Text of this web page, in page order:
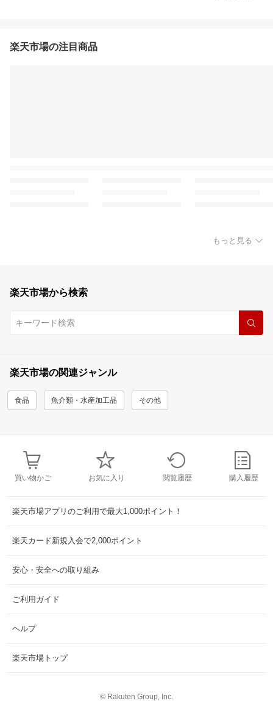
楽天市場の注目商品
もっと見る
楽天市場から検索
楽天市場の関連ジャンル
食品 魚介類・水産加工品 その他
買い物かご お気に入り 閲覧履歴 購入履歴
楽天市場アプリのご利用で最大1,000ポイント！
楽天カード新規入会で2,000ポイント
安心・安全への取り組み
ご利用ガイド
ヘルプ
楽天市場トップ
© Rakuten Group, Inc.